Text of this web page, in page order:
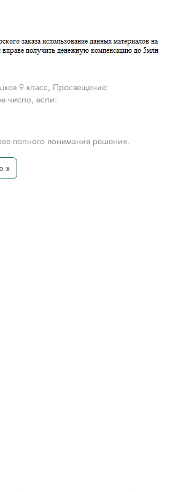
9 класс, Просвещение:
число, если:
полного понимания решения.
»